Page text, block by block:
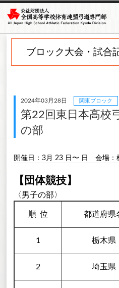
ブロック大会・試合
2024年03月28日 関東ブロック
第22回東日本高校
の部
開催日：3月 23 日〜 日 会場：
【団体競技】
〈男子の部〉
順 位 都道府県
1 栃木県
2 埼玉県